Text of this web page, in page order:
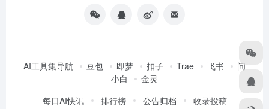
AI工具集导航 豆包 即梦 扣子 Trae 飞书
问
小白
金灵
每日AI快讯
排行榜 公告归档 收录投稿